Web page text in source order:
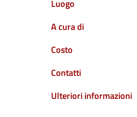
Luogo
A cura di
Costo
Contatti
Ulteriori informazioni